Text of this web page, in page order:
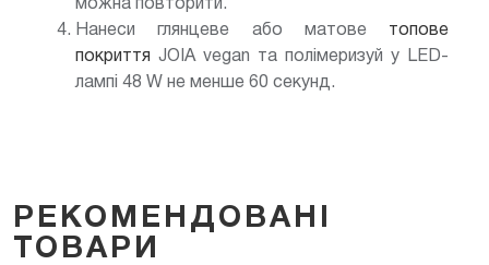
можна повторити.
Нанеси глянцеве або матове топове
покриття JOIA vegan та полімеризуй у LED-
лампі 48 W не менше 60 секунд.
РЕКОМЕНДОВАНІ
ТОВАРИ